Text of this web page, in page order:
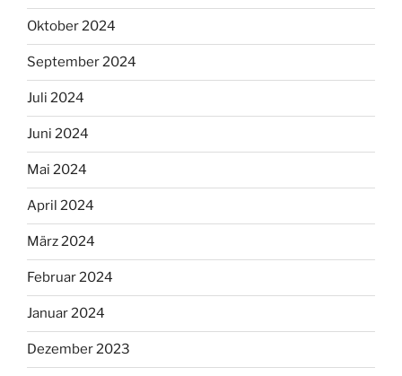
Oktober 2024
September 2024
Juli 2024
Juni 2024
Mai 2024
April 2024
März 2024
Februar 2024
Januar 2024
Dezember 2023